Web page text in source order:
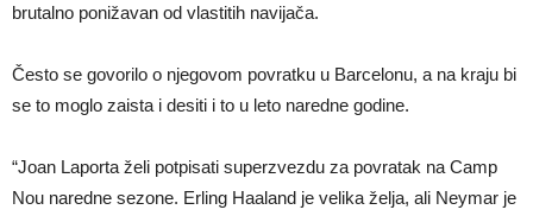
brutalno ponižavan od vlastitih navijača.
Često se govorilo o njegovom povratku u Barcelonu, a na kraju bi
se to moglo zaista i desiti i to u leto naredne godine.
“Joan Laporta želi potpisati superzvezdu za povratak na Camp
Nou naredne sezone. Erling Haaland je velika želja, ali Neymar je